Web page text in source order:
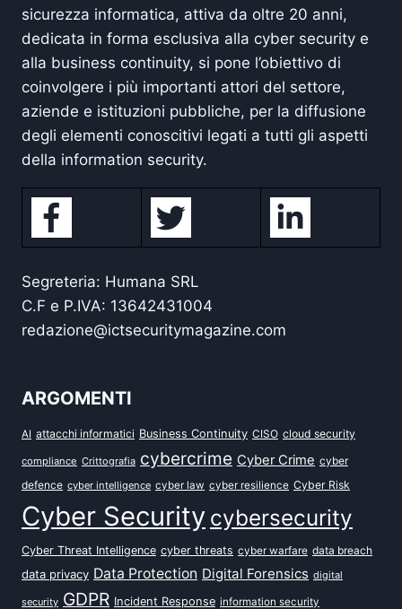
sicurezza informatica, attiva da oltre 20 anni,
dedicata in forma esclusiva alla cyber security e
alla business continuity, si pone l’obiettivo di
coinvolgere i più importanti attori del settore,
aziende e istituzioni pubbliche, per la diffusione
degli elementi conoscitivi legati a tutti gli aspetti
della information security.
Segreteria: Humana SRL
C.F e P.IVA: 13642431004
redazione@ictsecuritymagazine.com
ARGOMENTI
AI attacchi informatici Business Continuity CISO cloud security
compliance Crittografia cybercrime Cyber Crime cyber
defence cyber intelligence cyber law cyber resilience Cyber Risk
Cyber Security cybersecurity
Cyber Threat Intelligence cyber threats cyber warfare data breach
data privacy Data Protection Digital Forensics digital
security GDPR Incident Response information security